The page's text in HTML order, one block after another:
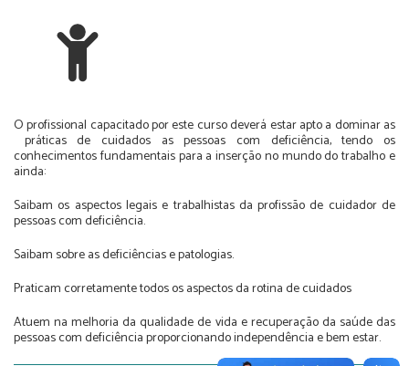
O profissional capacitado por este curso deverá estar apto a dominar as
práticas de cuidados as pessoas com deficiência, tendo os
conhecimentos fundamentais para a inserção no mundo do trabalho e
ainda:
Saibam os aspectos legais e trabalhistas da profissão de cuidador de
pessoas com deficiência.
Saibam sobre as deficiências e patologias.
Praticam corretamente todos os aspectos da rotina de cuidados
Atuem na melhoria da qualidade de vida e recuperação da saúde das
pessoas com deficiência proporcionando independência e bem estar.